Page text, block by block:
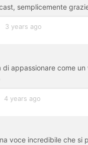
semplicemente
3 years ago
appassionare come
4 years ago
voce incredibile che